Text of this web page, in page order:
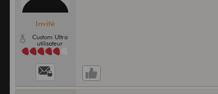
Invité
Custom Ultra
utilisateur